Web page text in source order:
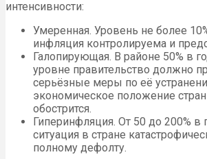
интенсивности:
Умеренная. Уровень не более
инфляция контролируема и
Галопирующая. В районе 50% в
уровне правительство должно
серьёзные меры по её
экономическое положение
обострится.
Гиперинфляция. От 50 до 200% в
ситуация в стране
полному дефолту.